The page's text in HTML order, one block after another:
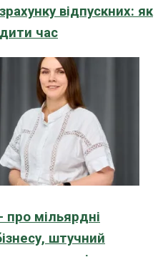
відпускних: як
час
про мільярдні
штучний